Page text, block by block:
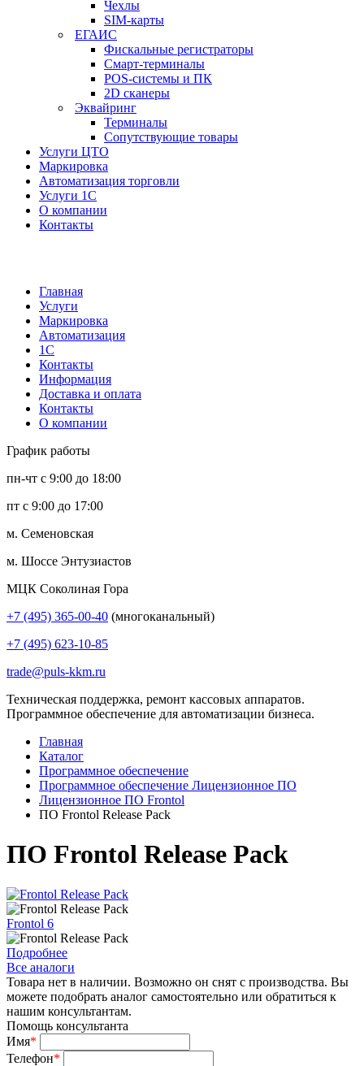
Чехлы
SIM-карты
ЕГАИС
Фискальные регистраторы
Смарт-терминалы
POS-системы и ПК
2D сканеры
Эквайринг
Терминалы
Сопутствующие товары
Услуги ЦТО
Маркировка
Автоматизация торговли
Услуги 1С
О компании
Контакты
Главная
Услуги
Маркировка
Автоматизация
1С
Контакты
Информация
Доставка и оплата
Контакты
О компании
График работы
пн-чт с 9:00 до 18:00
пт с 9:00 до 17:00
м. Семеновская
м. Шоссе Энтузиастов
МЦК Соколиная Гора
+7 (495) 365-00-40 (многоканальный)
+7 (495) 623-10-85
trade@puls-kkm.ru
Техническая поддержка, ремонт кассовых аппаратов.
Программное обеспечение для автоматизации бизнеса.
Главная
Каталог
Программное обеспечение
Программное обеспечение Лицензионное ПО
Лицензионное ПО Frontol
ПО Frontol Release Pack
ПО Frontol Release Pack
Frontol 6
Подробнее
Все аналоги
Товара нет в наличии. Возможно он снят с производства. Вы
можете подобрать аналог самостоятельно или обратиться к
нашим консультантам.
Помощь консультанта
Имя*
Телефон*